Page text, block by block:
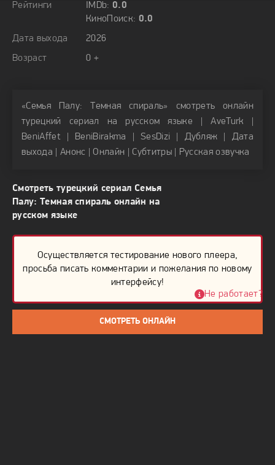
Рейтинги IMDb: 0.0
КиноПоиск: 0.0
Дата выхода
2026
Возраст
0 +
«Семья Палу: Темная спираль» смотреть онлайн
турецкий сериал на русском языке | AveTurk |
BeniAffet | BeniBirakma | SesDizi | Дубляж | Дата
выхода | Анонс | Онлайн | Субтитры | Русская озвучка
Смотреть турецкий сериал Семья
Палу: Темная спираль онлайн на
русском языке
Осуществляется тестирование нового плеера,
просьба писать комментарии и пожелания по новому
интерфейсу!
СМОТРЕТЬ ОНЛАЙН
Не работает?